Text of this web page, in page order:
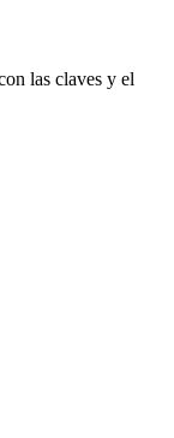
las claves y el